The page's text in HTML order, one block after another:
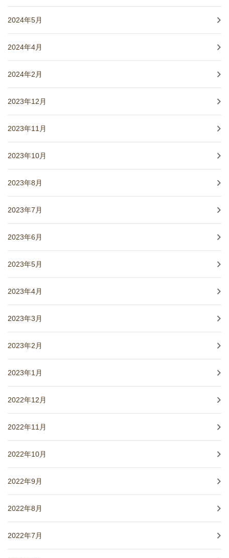
2024年5月
2024年4月
2024年2月
2023年12月
2023年11月
2023年10月
2023年8月
2023年7月
2023年6月
2023年5月
2023年4月
2023年3月
2023年2月
2023年1月
2022年12月
2022年11月
2022年10月
2022年9月
2022年8月
2022年7月